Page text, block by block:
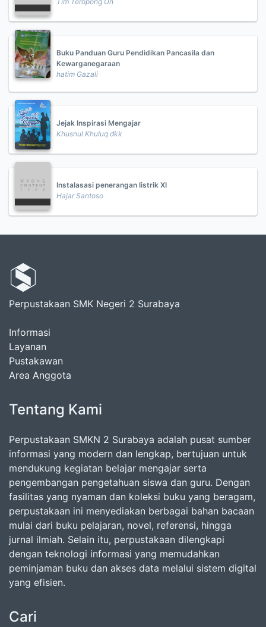
Buku Panduan Guru Pendidikan Pancasila dan
Kewarganegaraan
hatim Gazali
Jejak Inspirasi Mengajar
Khusnul Khuluq dkk
Instalasasi penerangan listrik XI
Hajar Santoso
Perpustakaan SMK Negeri 2 Surabaya
Informasi
Layanan
Pustakawan
Area Anggota
Tentang Kami
Perpustakaan SMKN 2 Surabaya adalah pusat sumber
informasi yang modern dan lengkap, bertujuan untuk
mendukung kegiatan belajar mengajar serta
pengembangan pengetahuan siswa dan guru. Dengan
fasilitas yang nyaman dan koleksi buku yang beragam,
perpustakaan ini menyediakan berbagai bahan bacaan
mulai dari buku pelajaran, novel, referensi, hingga
jurnal ilmiah. Selain itu, perpustakaan dilengkapi
dengan teknologi informasi yang memudahkan
peminjaman buku dan akses data melalui sistem digital
yang efisien.
Cari